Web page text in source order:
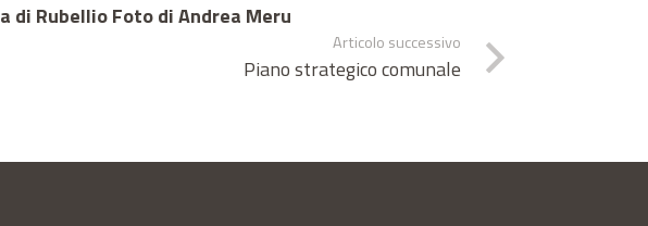
Rubellio Foto di Andrea Meru
Articolo successivo
Piano strategico comunale